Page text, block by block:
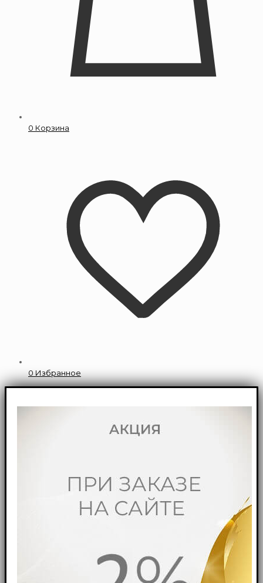
0 Корзина
0 Избранное